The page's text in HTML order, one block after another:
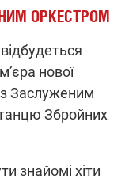
ОРКЕСТРОМ
нової
з Заслуженим
Збройних
знайомі хіти